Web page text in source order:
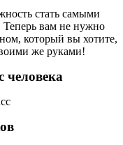
стать самыми
вам не нужно
который вы хотите,
же руками!
человека